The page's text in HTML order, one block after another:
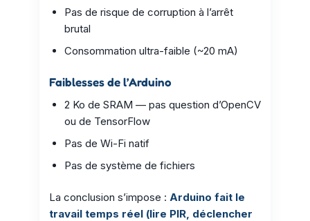
Pas de risque de corruption à l’arrêt
brutal
Consommation ultra-faible (~20 mA)
Faiblesses de l’Arduino
2 Ko de SRAM — pas question d’OpenCV
ou de TensorFlow
Pas de Wi-Fi natif
Pas de système de fichiers
La conclusion s’impose : Arduino fait le
travail temps réel (lire PIR, déclencher